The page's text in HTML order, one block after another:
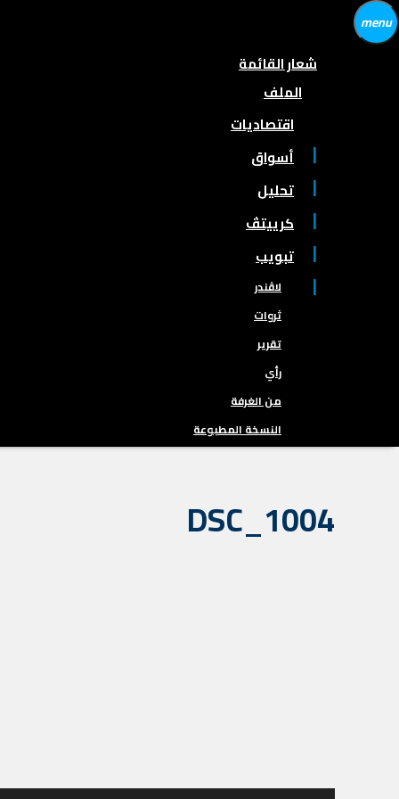
menu
شعار القائمة
الملف
اقتصاديات
أسواق
تحليل
كرييتڤ
تبويب
لاڤندر
ثروات
تقرير
رأي
من الغرفة
النسخة المطبوعة
DSC_1004